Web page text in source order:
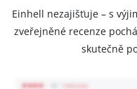
Einhell nezajišťuje – s
zveřejněné recenze
skutečně